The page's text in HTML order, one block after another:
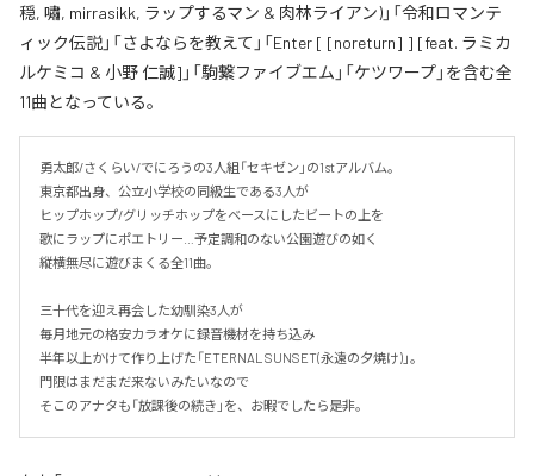
穏, 嘯, mirrasikk, ラップするマン & 肉林ライアン)」「令和ロマンテ
ィック伝説」「さよならを教えて」「Enter [ [noreturn] ] [feat. ラミカ
ルケミコ & 小野 仁誠]」「駒繋ファイブエム」「ケツワープ」を含む全
11曲となっている。
勇太郎/さくらい/でにろうの3人組「セキゼン」の1stアルバム。
東京都出身、公立小学校の同級生である3人が
ヒップホップ/グリッチホップをベースにしたビートの上を
歌にラップにポエトリー…予定調和のない公園遊びの如く
縦横無尽に遊びまくる全11曲。
三十代を迎え再会した幼馴染3人が
毎月地元の格安カラオケに録音機材を持ち込み
半年以上かけて作り上げた「ETERNAL SUNSET(永遠の夕焼け)」。
門限はまだまだ来ないみたいなので
そこのアナタも「放課後の続き」を、お暇でしたら是非。